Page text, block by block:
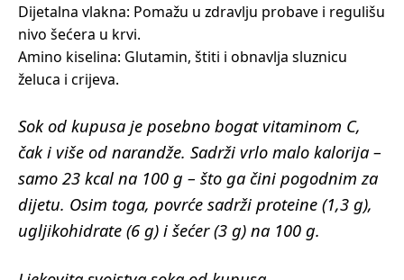
Dijetalna vlakna: Pomažu u zdravlju probave i regulišu
nivo šećera u krvi.
Amino kiselina: Glutamin, štiti i obnavlja sluznicu
želuca i crijeva.
Sok od kupusa je posebno bogat vitaminom C,
čak i više od narandže. Sadrži vrlo malo kalorija –
samo 23 kcal na 100 g – što ga čini pogodnim za
dijetu. Osim toga, povrće sadrži proteine ​​(1,3 g),
ugljikohidrate (6 g) i šećer (3 g) na 100 g.